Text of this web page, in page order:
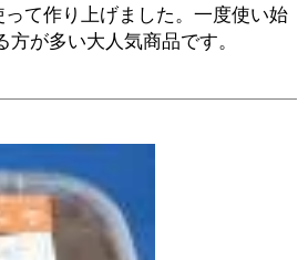
って作り上げました。一度使い始
が多い大人気商品です。